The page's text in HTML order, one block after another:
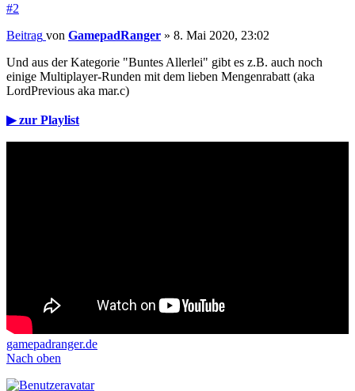
#2
Beitrag von GamepadRanger » 8. Mai 2020, 23:02
Und aus der Kategorie "Buntes Allerlei" gibt es z.B. auch noch
einige Multiplayer-Runden mit dem lieben Mengenrabatt (aka
LordPrevious aka mar.c)
▶ zur Playlist
gamepadranger.de
Nach oben